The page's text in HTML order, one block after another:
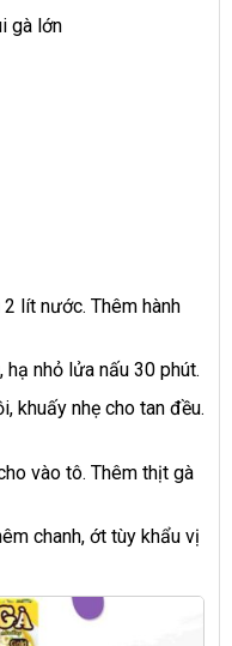
gà lớn
lít nước. Thêm hành
nhỏ lửa nấu 30 phút.
khuấy nhẹ cho tan đều.
vào tô. Thêm thịt gà
chanh, ớt tùy khẩu vị